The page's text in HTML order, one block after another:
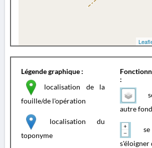
Légende graphique :
localisation de la
fouille/de l'opération
localisation du
toponyme
:
autre
s'éloigner